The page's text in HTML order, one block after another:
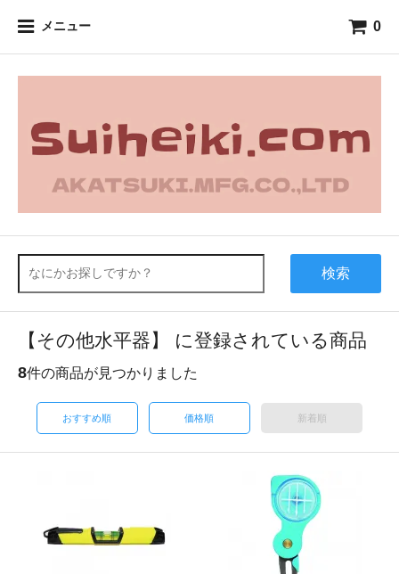
メニュー 0
検索
【その他水平器】 に登録されている商品
8件の商品が見つかりました
おすすめ順 価格順 新着順